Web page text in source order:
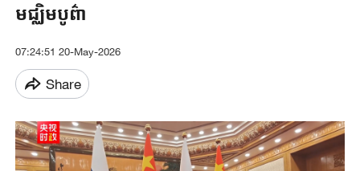
មជ្ឈិមបូព៌ា
07:24:51 20-May-2026
Share